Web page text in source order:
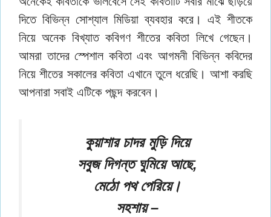
দিতে বিভিন্ন সোশ্যাল মিডিয়া ব্যবহার করে। এই শীতকে
নিয়ে অনেক বিখ্যাত কবিগণ শীতের কবিতা লিখে গেছেন।
আমরা তাদের স্পেশাল কবিতা এবং আগমনী বিভিন্ন কবিদের
নিয়ে শীতের সকালের কবিতা এখানে তুলে ধরেছি। আশা করছি
আপনারা সবাই এটিকে পছন্দ করবেন।
কুয়াশার চাদর মুড়ি দিয়ে
সবুজ দিগন্ত ঘুমিয়ে আছে,
মেঠো পথ পেরিয়ে।
সহশায় –